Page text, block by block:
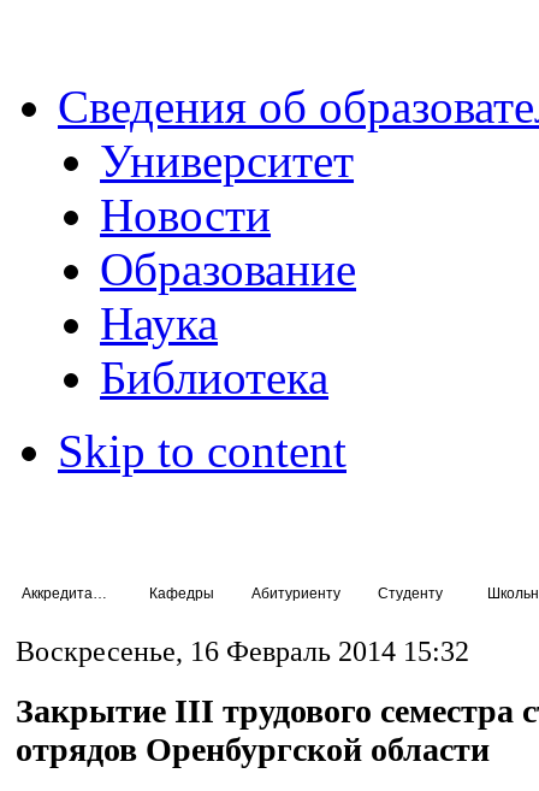
Сведения об
Университет
Новости
Образование
Наука
Библиотека
Skip to content
Кафедры Абитуриенту Студенту
Воскресенье, 16 Февраль 2014 15:32
Закрытие III трудового семестра
отрядов Оренбургской области